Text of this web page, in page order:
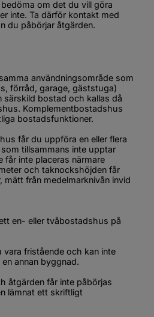
om det du vill göra
inte. Ta därför kontakt med
du påbörjar åtgärden.
användningsområde som
förråd, garage, gäststuga)
särskild bostad och kallas då
Komplementbostadshus
bostadsfunktioner.
får du uppföra en eller flera
tillsammans inte upptar
får inte placeras närmare
och taknockshöjden får
mätt från medelmarknivån invid
en- eller tvåbostadshus på
fristående och kan inte
annan byggnad.
åtgärden får inte påbörjas
lämnat ett skriftligt